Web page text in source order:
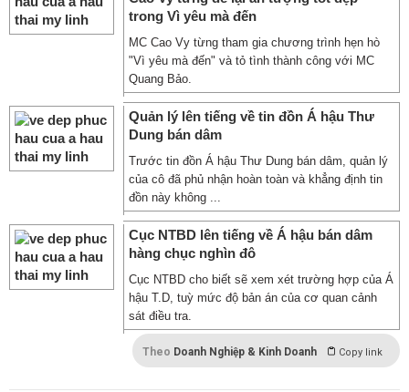
trong Vì yêu mà đến
MC Cao Vy từng tham gia chương trình hẹn hò
"Vì yêu mà đến" và tỏ tình thành công với MC
Quang Bảo.
Quản lý lên tiếng về tin đồn Á hậu Thư
Dung bán dâm
Trước tin đồn Á hậu Thư Dung bán dâm, quản lý
của cô đã phủ nhận hoàn toàn và khẳng định tin
đồn này không ...
Cục NTBD lên tiếng về Á hậu bán dâm
hàng chục nghìn đô
Cục NTBD cho biết sẽ xem xét trường hợp của Á
hậu T.D, tuỳ mức độ bản án của cơ quan cảnh
sát điều tra.
Theo Doanh Nghiệp & Kinh Doanh Copy link